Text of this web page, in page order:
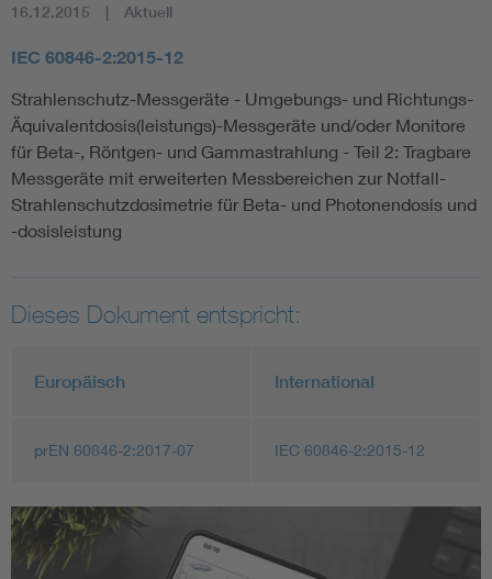
16.12.2015 Aktuell
IEC 60846-2:2015-12
Strahlenschutz-Messgeräte - Umgebungs- und Richtungs-
Äquivalentdosis(leistungs)-Messgeräte und/oder Monitore
für Beta-, Röntgen- und Gammastrahlung - Teil 2: Tragbare
Messgeräte mit erweiterten Messbereichen zur Notfall-
Strahlenschutzdosimetrie für Beta- und Photonendosis und
-dosisleistung
Dieses Dokument entspricht:
Europäisch International
prEN 60846-2:2017-07 IEC 60846-2:2015-12